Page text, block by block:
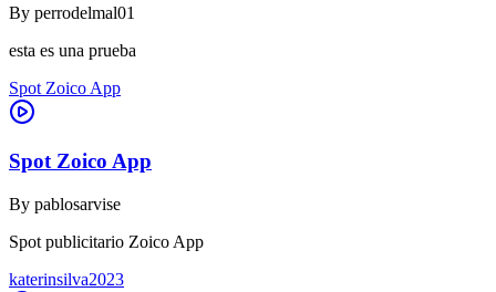
By perrodelmal01
esta es una prueba
Spot Zoico App
Spot Zoico App
By pablosarvise
Spot publicitario Zoico App
katerinsilva2023